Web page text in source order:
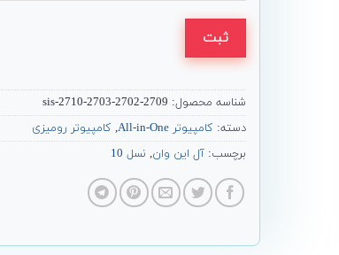
ثبت
شناسه محصول: 2709-sis-2710-2703-2702
دسته: کامپیوتر All-in-One , کامپیوتر رومیزی
برچسب: آل این وان, نسل 10